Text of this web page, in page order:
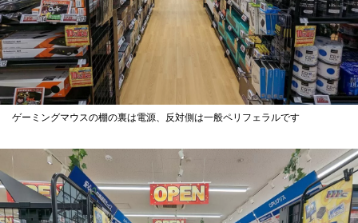
ゲーミングマウスの棚の裏は電源、反対側は一般ペリフェラルです